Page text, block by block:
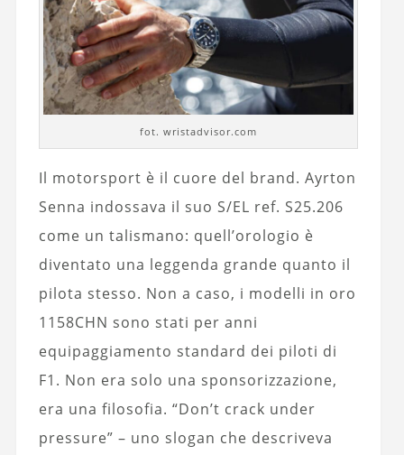
fot. wristadvisor.com
Il motorsport è il cuore del brand. Ayrton
Senna indossava il suo S/EL ref. S25.206
come un talismano: quell’orologio è
diventato una leggenda grande quanto il
pilota stesso. Non a caso, i modelli in oro
1158CHN sono stati per anni
equipaggiamento standard dei piloti di
F1. Non era solo una sponsorizzazione,
era una filosofia. “Don’t crack under
pressure” – uno slogan che descriveva